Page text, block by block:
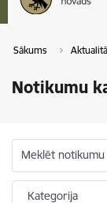
Sākums
Notikumu
Meklēt notikumu
Kategorija